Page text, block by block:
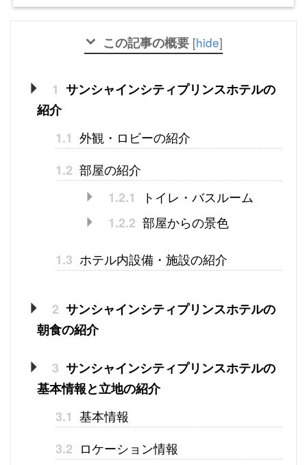
この記事の概要 [hide]
1 サンシャインシティプリンスホテルの
紹介
1.1 外観・ロビーの紹介
1.2 部屋の紹介
1.2.1
トイレ・バスルーム
1.2.2 部屋からの景色
1.3 ホテル内設備・施設の紹介
2 サンシャインシティプリンスホテルの
朝食の紹介
3 サンシャインシティプリンスホテルの
基本情報と立地の紹介
3.1 基本情報
3.2 ロケーション情報